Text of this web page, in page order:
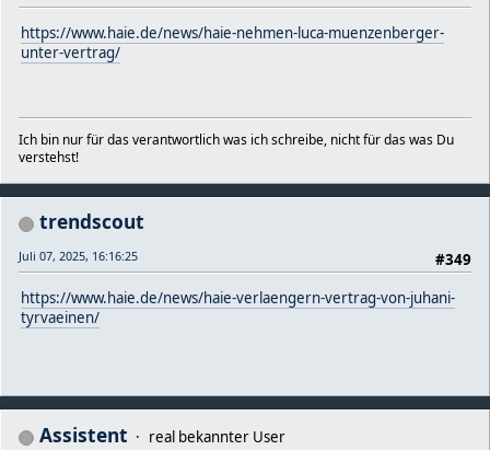
https://www.haie.de/news/haie-nehmen-luca-muenzenberger-
unter-vertrag/
Ich bin nur für das verantwortlich was ich schreibe, nicht für das was Du
verstehst!
trendscout
#349
Juli 07, 2025, 16:16:25
https://www.haie.de/news/haie-verlaengern-vertrag-von-juhani-
tyrvaeinen/
Assistent
real bekannter User